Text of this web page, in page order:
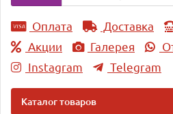
Оплата Доставка
Акции
Галерея
Instagram
Telegram
Каталог товаров